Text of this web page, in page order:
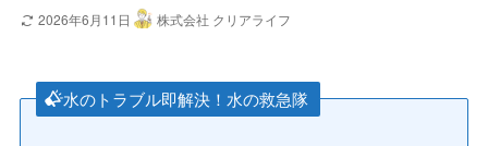
2026年6月11日 株式会社 クリアライフ
水のトラブル即解決！水の救急隊